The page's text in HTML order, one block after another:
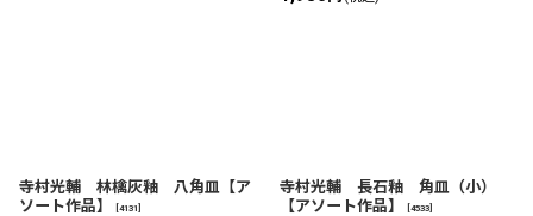
寺村光輔 林檎灰釉 八角皿【ア
ソート作品】
4131
寺村光輔 長石釉 角皿（小）
【アソート作品】
4533